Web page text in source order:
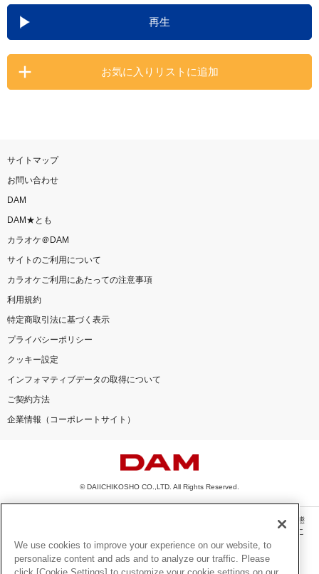
DAMの新曲・ランキングなど
カラオケ最新情報をチェック！
再生
お気に入りリストに追加
サイトマップ
お問い合わせ
DAM
DAM★とも
カラオケ＠DAM
サイトのご利用について
カラオケご利用にあたっての注意事項
利用規約
特定商取引法に基づく表示
プライバシーポリシー
クッキー設定
インフォマティブデータの取得について
ご契約方法
企業情報（コーポレートサイト）
© DAIICHIKOSHO CO.,LTD. All Rights Reserved.
このサイトに掲載されている一切の文章・画像・写真・動画・音声等を、手段や形態
を問わず、著作権法の定める範囲を超えて無断で複製、転載、ファイル化などするこ
とを禁じます。
楽曲及びコンテンツは、機種によりご利用いただけない場合があります。
We use cookies to improve your experience on our website, to
personalize content and ads and to analyze our traffic. Please